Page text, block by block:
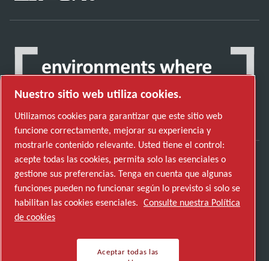
Descubre cómo Atlas Copco Group impulsa la
tecnología que transforma el futuro.
Visita la web de Atlas Copco Group
Nuestro sitio web utiliza cookies.
Utilizamos cookies para garantizar que este sitio web
funcione correctamente, mejorar su experiencia y
mostrarle contenido relevante. Usted tiene el control:
acepte todas las cookies, permita solo las esenciales o
gestione sus preferencias. Tenga en cuenta que algunas
funciones pueden no funcionar según lo previsto si solo se
habilitan las cookies esenciales. Consulte nuestra Política
de cookies
Aceptar todas las